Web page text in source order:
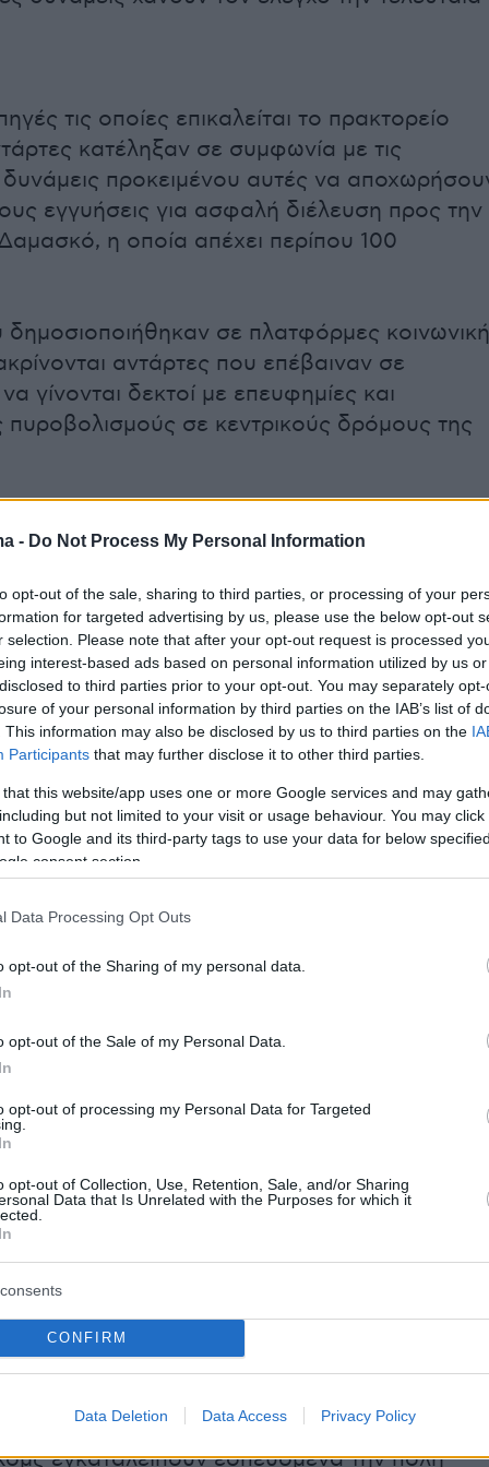
- Do Not Process My Personal Information
opt-out of the sale, sharing to third parties, or processing of your
for targeted advertising by us, please use the below opt-out
selection. Please note that after your opt-out request is processed
interest-based ads based on personal information utilized by us
to third parties prior to your opt-out. You may separately
of your personal information by third parties on the IAB’s list of
This information may also be disclosed by us to third parties on the
Participants that may further disclose it to other third parties.
that this website/app uses one or more Google services and may
but not limited to your visit or usage behaviour. You may
to Google and its third-party tags to use your data for below
consent section.
Data Processing Opt Outs
opt-out of the Sharing of my personal data.
opt-out of the Sale of my Personal Data.
opt-out of processing my Personal Data for Targeted
opt-out of Collection, Use, Retention, Sale, and/or Sharing
Data that Is Unrelated with the Purposes for which it
CONFIRM
Data Deletion Data Access Privacy Policy
τις οποίες επικαλείται το πρακτορείο
κατέληξαν σε συμφωνία με τις
δυνάμεις προκειμένου αυτές να
εγγυήσεις για ασφαλή διέλευση προς την
η οποία απέχει περίπου 100
δημοσιοποιήθηκαν σε πλατφόρμες
αντάρτες που επέβαιναν σε
γίνονται δεκτοί με επευφημίες και
πυροβολισμούς σε κεντρικούς δρόμους της
ή την κυβέρνηση Άσαντ, ενώ το Reuters
ανταρτών.
πόλης Νταράα, της οποίας ο πληθυσμός
100.000 πριν από την έναρξη του εμφυλίου
είναι υψηλού συμβολισμού αφού θεωρείται
Είναι η πρωτεύουσα της ομώνυμης
έχει περισσότερους από ένα
σύνορα με την Ιορδανία.
η ανακοίνωση των ανταρτών ότι
τη Χομς θα αποκόψουν την
από τα παράλια, όπου οι ρώσοι
Άσαντ έχουν ναυτική και αεροπορική βάση.
απελευθέρωσαν την τελευταία κοινότητα στα
πόλης Χομς και πλέον βρίσκονται προ των
η τζιχαντιστική οργάνωση Χάγιατ
σε μήνυμά της στην πλατφόρμα Telegram.
ανταρτών, της οποίας ηγούνται οι
εκ νέου τις δυνάμεις που παραμένουν
του προέδρου Μπασάρ αλ Άσαντ να
η προέλαση των ανταρτών, χιλιάδες
εγκαταλείπουν εσπευσμένα την πόλη